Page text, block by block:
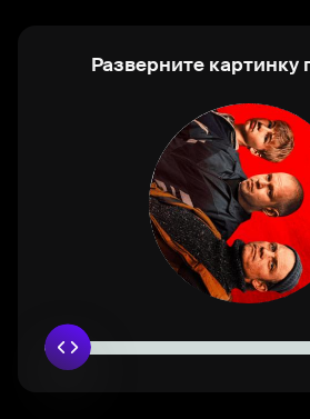
Разверните картинку